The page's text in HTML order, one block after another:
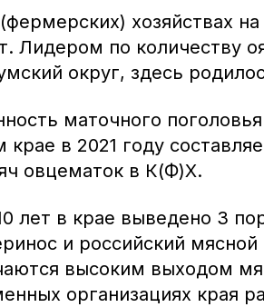
хозяйствах
Лидером по количеству
округ, здесь
маточного
в 2021 году
овцематок в К(Ф)Х.
лет в крае выведено 3
и российский
высоким выходом
организациях края